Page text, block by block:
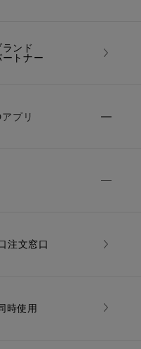
ランド
ートナー
プリ
注⽂窓⼝
時使用